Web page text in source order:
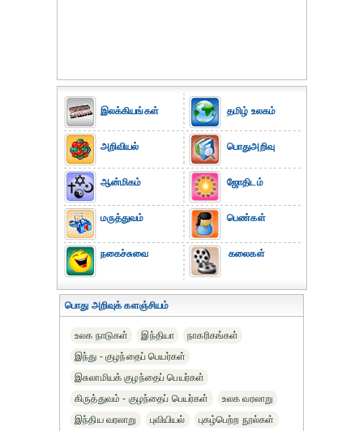
இலக்கியங்கள்
அறிவியல்
ஆன்மிகம்
மருத்துவம்
நகைச்சுவை
தமிழ் உலகம்
பொதுஅறிவு
ஜோதிடம்
பெண்கள்
கலைகள்
பொது அறிவுக் களஞ்சியம்
உலக நாடுகள் இந்தியா
நாகரிகங்கள்
இந்து - குழந்தைப் பெயர்கள்
இசுலாமியக் குழந்தைப் பெயர்கள்
கிருத்துவம் - குழந்தைப் பெயர்கள்
உலக வரலாறு
இந்திய வரலாறு
புவியியல்
புகழ்பெற்ற நூல்கள்